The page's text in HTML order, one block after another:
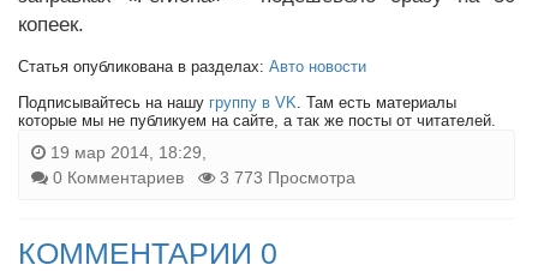
копеек.
Статья опубликована в разделах: Авто новости
Подписывайтесь на нашу группу в VK . Там есть материалы
которые мы не публикуем на сайте, а так же посты от читателей.
19 мар 2014, 18:29,
0 Комментариев
3 773 Просмотра
КОММЕНТАРИИ 0